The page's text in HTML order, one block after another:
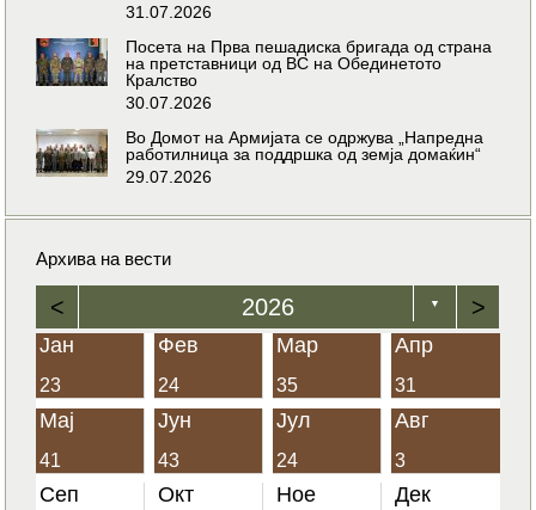
31.07.2026
Посета на Прва пешадиска бригада од страна
на претставници од ВС на Обединетото
Кралство
30.07.2026
Во Домот на Армијата се одржува „Напредна
работилница за поддршка од земја домаќин“
29.07.2026
Архива на вести
< 2026 ▼ >
Јан
23
Фев
24
Мар
35
Апр
31
Мај
41
Јун
43
Јул
24
Авг
3
Сеп Окт Ное Дек